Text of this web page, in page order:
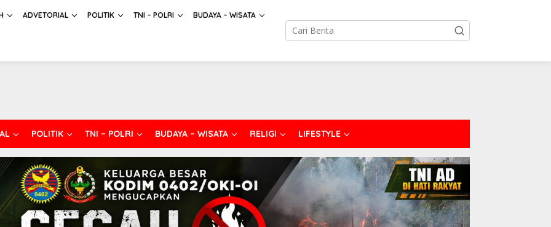
ADVETORIAL POLITIK TNI – POLRI BUDAYA – WISATA
POLITIK TNI – POLRI BUDAYA – WISATA RELIGI LIFESTYLE